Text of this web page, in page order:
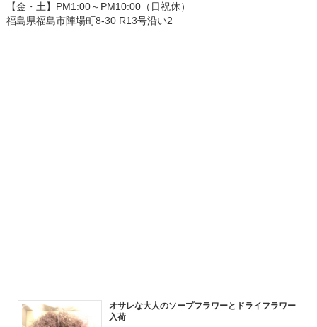
2018.10.28
【金・土】PM1:00～PM10:00（日祝休）
福島県福島市陣場町8-30 R13号沿い2
オサレな大人のソープフラワーとドライフラワー
入荷